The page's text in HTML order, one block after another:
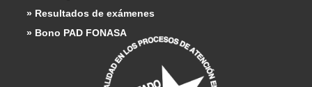
» Resultados de exámenes
» Bono PAD FONASA